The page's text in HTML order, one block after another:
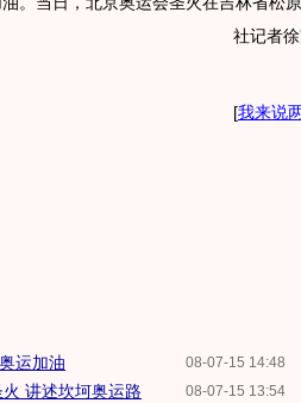
社记者
[我来说
08-07-15 14:48
运加油
08-07-15 13:54
讲述坎坷奥运路